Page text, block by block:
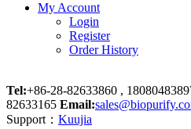
My Account
Login
Register
Order History
Tel:+86-28-82633860 ,
82633165 Email:
Support： Kuujia